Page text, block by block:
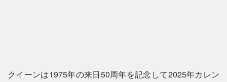
クイーンは1975年の来日50周年を記念して2025年カレン